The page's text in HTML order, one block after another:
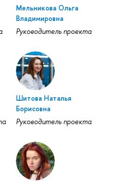
Мельникова Ольга
Владимировна
Руководитель проекта
Шитова Наталья
Борисовна
Руководитель проекта